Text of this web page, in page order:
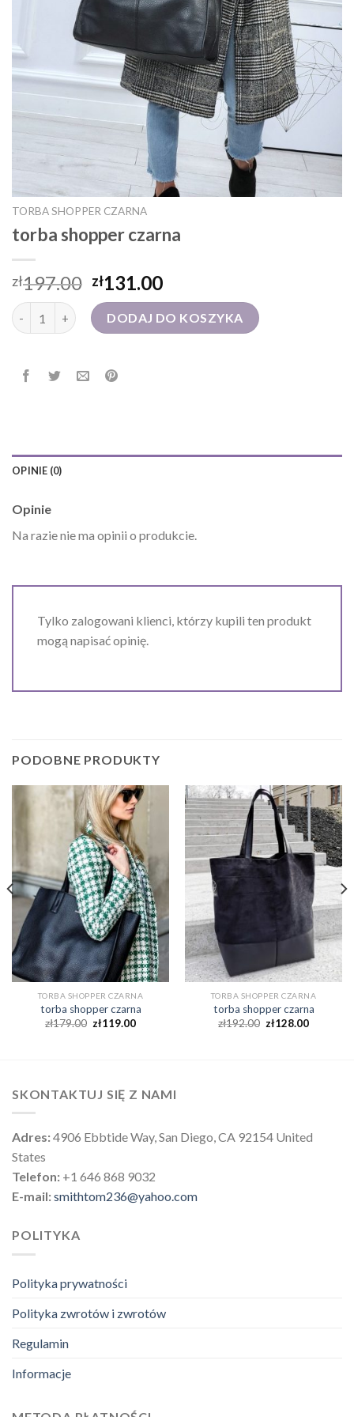
TORBA SHOPPER CZARNA
torba shopper czarna
zł197.00 zł131.00
ilość torba shopper czarnaDODAJ DO KOSZYKA
OPINIE (0)
Opinie
Na razie nie ma opinii o produkcie.
Tylko zalogowani klienci, którzy kupili ten produkt
mogą napisać opinię.
PODOBNE PRODUKTY
TORBA SHOPPER CZARNA
torba shopper czarna
zł179.00 zł119.00
TORBA SHOPPER CZARNA
torba shopper czarna
zł192.00 zł128.00
SKONTAKTUJ SIĘ Z NAMI
Adres:4906 Ebbtide Way, San Diego, CA 92154 United
States
Telefon: +1 646 868 9032
E-mail:smithtom236@yahoo.com
POLITYKA
Polityka prywatności
Polityka zwrotów i zwrotów
Regulamin
Informacje